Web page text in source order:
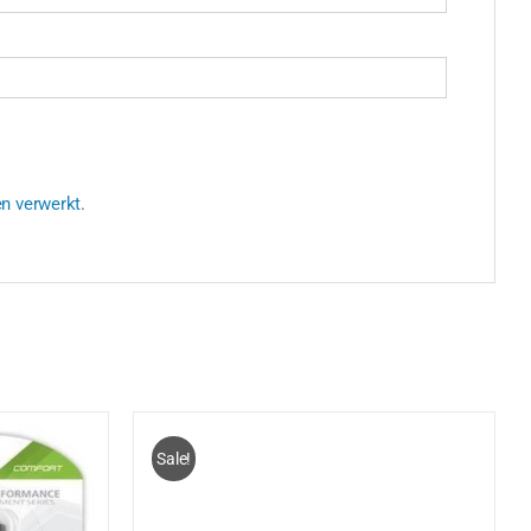
verwerkt.
Sale!